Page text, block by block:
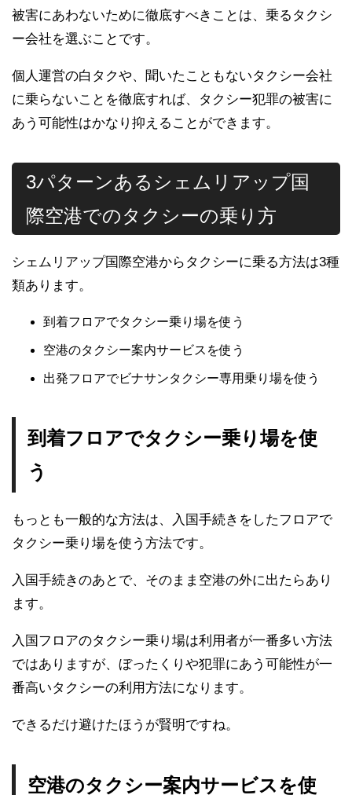
被害にあわないために徹底すべきことは、乗るタクシ
ー会社を選ぶことです。
個人運営の白タクや、聞いたこともないタクシー会社
に乗らないことを徹底すれば、タクシー犯罪の被害に
あう可能性はかなり抑えることができます。
3パターンあるシェムリアップ国
際空港でのタクシーの乗り方
シェムリアップ国際空港からタクシーに乗る方法は3種
類あります。
到着フロアでタクシー乗り場を使う
空港のタクシー案内サービスを使う
出発フロアでビナサンタクシー専用乗り場を使う
到着フロアでタクシー乗り場を使
う
もっとも一般的な方法は、入国手続きをしたフロアで
タクシー乗り場を使う方法です。
入国手続きのあとで、そのまま空港の外に出たらあり
ます。
入国フロアのタクシー乗り場は利用者が一番多い方法
ではありますが、ぼったくりや犯罪にあう可能性が一
番高いタクシーの利用方法になります。
できるだけ避けたほうが賢明ですね。
空港のタクシー案内サービスを使